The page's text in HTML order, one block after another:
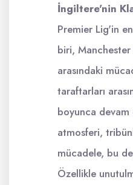
İngiltere'nin
Premier Lig'in
biri,
arasındaki
taraftarları
boyunca devam
atmosferi,
mücadele, bu
Özellikle